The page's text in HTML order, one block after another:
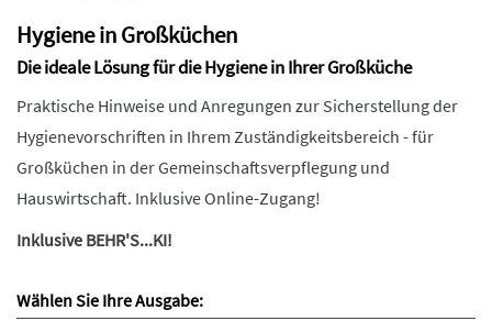
Hygiene in Großküchen
Die ideale Lösung für die Hygiene in Ihrer Großküche
Praktische Hinweise und Anregungen zur Sicherstellung der
Hygienevorschriften in Ihrem Zuständigkeitsbereich - für
Großküchen in der Gemeinschaftsverpflegung und
Hauswirtschaft. Inklusive Online-Zugang!
Inklusive BEHR'S...KI!
Wählen Sie Ihre Ausgabe: